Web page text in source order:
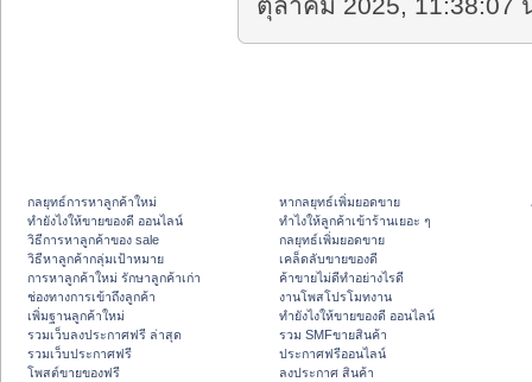
ตุลาคม 2025, 11:38:07
กลยุทธ์การหาลูกค้าใหม่
ทํายังไงให้ขายของดี ออนไลน์
วิธีการหาลูกค้าของ sale
วิธีหาลูกค้ากลุ่มเป้าหมาย
การหาลูกค้าใหม่ รักษาลูกค้าเก่า
ช่องทางการเข้าถึงลูกค้า
เพิ่มฐานลูกค้าใหม่
รวมเว็บลงประกาศฟรี ล่าสุด
รวมเว็บประกาศฟรี
โพสต์ขายของฟรี
หากลยุทธ์เพิ่มยอดขาย
ทําไงให้ลูกค้าเข้าร้านเยอะ ๆ
กลยุทธ์เพิ่มยอดขาย
เคล็ดลับขายของดี
ค้าขายไม่ดีทำอย่างไรดี
งานโพสโปรโมทงาน
ทํายังไงให้ขายของดี ออนไลน์
รวม SMFขายสินค้า
ประกาศฟรีออนไลน์
ลงประกาศ สินค้า